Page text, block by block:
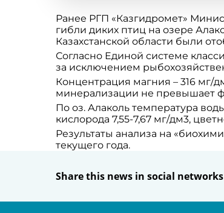
Ранее РГП «Казгидромет»
гибли диких птиц на озере
Казахстанской области были
Согласно Единой системе
за исключением
Концентрация магния – 316 мг/
минерализации не превышает
По оз. Алаколь температура
кислорода 7,55-7,67 мг/дм3,
Результаты анализа на
текущего года.
Share this news in social networks